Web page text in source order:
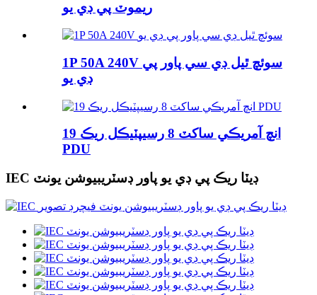
ريموٽ پي ڊي يو
1P 50A 240V سوئچ ٿيل ڊي سي پاور پي
ڊي يو
19 انچ آمريڪي ساکٽ 8 رسيپٽيڪل ريڪ
PDU
IEC ڊيٽا ريڪ پي ڊي يو پاور ڊسٽريبيوشن يونٽ